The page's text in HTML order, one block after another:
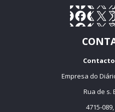
Empresa do
Rua de s.
4715-